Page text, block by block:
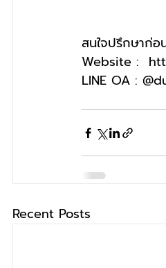
สนใจปรึกษาก่
Website :
LINE OA :
Recent Posts